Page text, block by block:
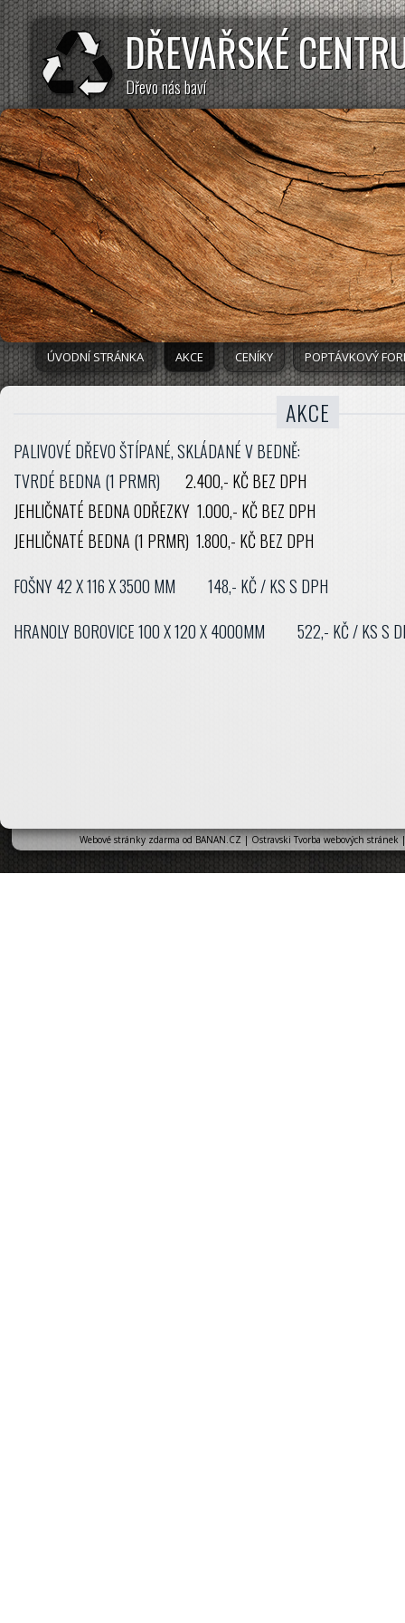
DŘEVAŘSKÉ
Dřevo nás baví
ÚVODNÍ STRÁNKA AKCE CENÍKY POPTÁVKOVÝ
AKCE
PALIVOVÉ DŘEVO ŠTÍPANÉ, SKLÁDANÉ V BEDNĚ:
TVRDÉ BEDNA (1 PRMR) 2.400,- KČ BEZ DPH
JEHLIČNATÉ BEDNA ODŘEZKY 1.000,- KČ BEZ DPH
JEHLIČNATÉ BEDNA (1 PRMR) 1.800,- KČ BEZ DPH
FOŠNY 42 X 116 X 3500 MM 148,- KČ / KS S DPH
HRANOLY BOROVICE 100 X 120 X 4000MM 522,- KČ / KS S
Webové stránky zdarmaodBANAN.CZ|Ostravski Tvorba webových stránek